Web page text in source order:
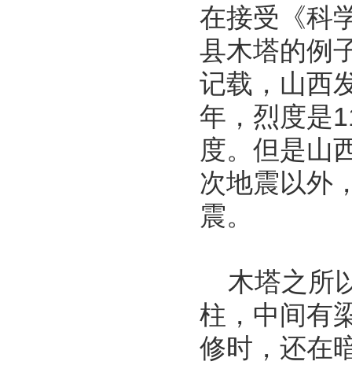
在接受《科
县木塔的例
记载，山西
年，烈度是
度。但是山
次地震以外
震。
木塔之所
柱，中间有
修时，还在